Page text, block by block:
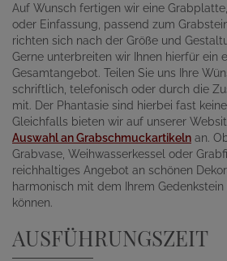
Auf Wunsch fertigen wir eine
oder Einfassung, passend zum
richten sich nach der Größe und
Gerne unterbreiten wir Ihnen hierfür ein
Gesamtangebot. Teilen Sie uns Ihre
schriftlich, telefonisch oder durch die
mit. Der Phantasie sind hierbei fast
Gleichfalls bieten wir auf unserer
Auswahl an Grabschmuckartikeln an.
Grabvase, Weihwasserkessel oder
reichhaltiges Angebot an schönen
harmonisch mit dem Ihrem
können.
AUSFÜHRUNGSZEIT